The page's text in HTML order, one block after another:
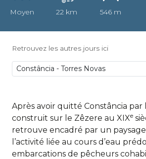
Moyen 22 km 546 m
Retrouvez les autres jours ici
Après avoir quitté Constância par
construit sur le Zêzere au XIXe
retrouve encadré par un
l’activité liée au cours d’eau
embarcations de pêcheurs